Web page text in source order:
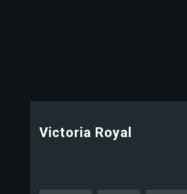
Victoria Royal